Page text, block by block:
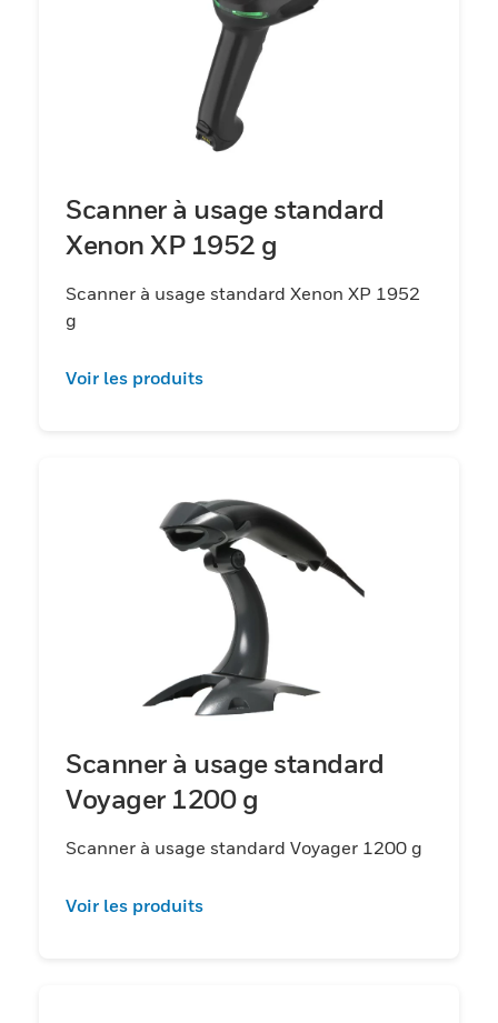
Scanner à usage standard
Xenon XP 1952 g
Scanner à usage standard Xenon XP 1952
g
Voir les produits
Scanner à usage standard
Voyager 1200 g
Scanner à usage standard Voyager 1200 g
Voir les produits